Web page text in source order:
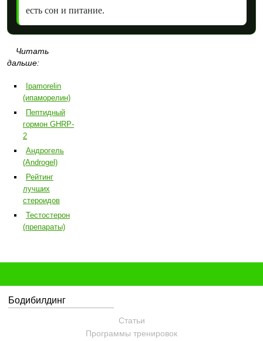
есть сон и питание.
Читать
дальше:
Ipamorelin
(ипаморелин)
Пептидный
гормон GHRP-
2
Андрогель
(Androgel)
Рейтинг
лучших
стероидов
Тестостерон
(препараты)
Бодибилдинг
Статьи
Программы тренировок